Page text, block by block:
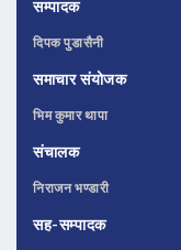
सम्पादक
दिपक पुडासैनी
समाचार संयोजक
भिम कुमार थापा
संचालक
निराजन भण्डारी
सह-सम्पादक